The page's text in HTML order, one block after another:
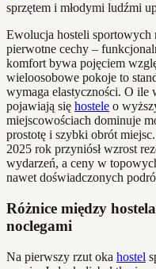
Ewolucja hosteli sportowych
pierwotne cechy –
komfort bywa pojęciem
wieloosobowe pokoje to
wymaga elastyczności. O ile
pojawiają się hostele o
miejscowościach dominuje
prostotę i szybki obrót
2025 rok przyniósł wzrost
wydarzeń, a ceny w
nawet doświadczonych
Różnice między
noclegami
Na pierwszy rzut oka hostel